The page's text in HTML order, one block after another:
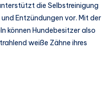
die Selbstreinigung
Entzündungen vor. Mit der
können Hundebesitzer also
weiße Zähne ihres